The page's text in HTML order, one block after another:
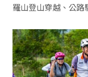
羅山登山穿越、公路